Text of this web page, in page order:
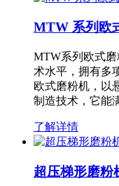
MTW 系列欧
MTW系列欧式
术水平，拥有多
欧式磨粉机，以
制造技术，它能
了解详情
超压梯形磨粉